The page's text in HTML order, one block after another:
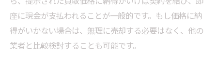
埼玉県の出張買取でアクセサリーを簡単に売る
方法
出張買取を利用してアクセサリーを手軽に
座に現金が支払われることが一般的です。もし価格に納
得がいかない場合は、無理に売却する必要はなく、他の
業者と比較検討することも可能です。